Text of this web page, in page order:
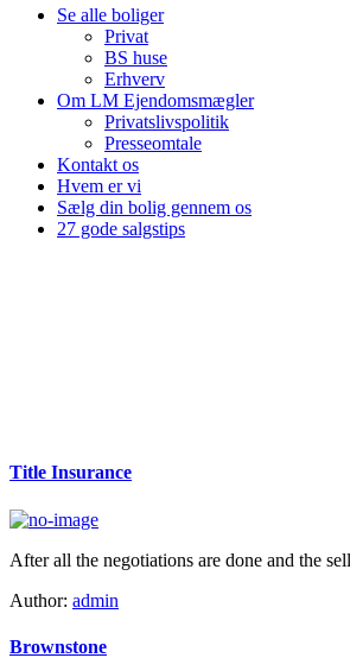
Se alle boliger
Privat
BS huse
Erhverv
Om LM Ejendomsmægler
Privatslivspolitik
Presseomtale
Kontakt os
Hvem er vi
Sælg din bolig gennem os
27 gode salgstips
Title Insurance
After all the negotiations are done and the
Author: admin
Brownstone